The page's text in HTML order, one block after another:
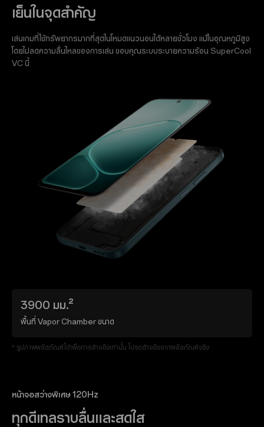
เย็นในจุดสำคัญ
เล่นเกมที่ใช้ทรัพยากรมากที่สุดในโหมดแนวนอนได้หลายชั่วโมง แม้ในอุณหภูมิสูง
โดยไม่ลดความลื่นไหลของการเล่น ขอบคุณระบบระบายความร้อน SuperCool
VC นี้
3900 มม.²
พื้นที่ Vapor Chamber ขนาด
* รูปภาพผลิตภัณฑ์ใช้เพื่อการอ้างอิงเท่านั้น โปรดอ้างอิงจากผลิตภัณฑ์จริง
หน้าจอสว่างพิเศษ 120Hz
ทุกดีเทลราบลื่นและสดใส